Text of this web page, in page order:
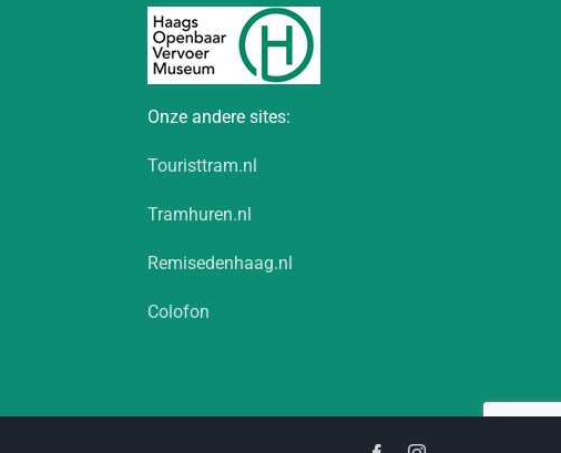
Onze andere sites:
Touristtram.nl
Tramhuren.nl
Remisedenhaag.nl
Colofon